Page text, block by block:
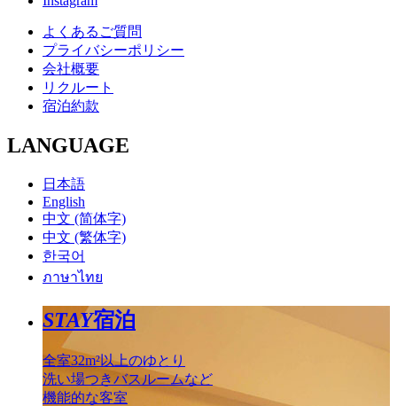
よくあるご質問
プライバシーポリシー
会社概要
リクルート
宿泊約款
LANGUAGE
日本語
English
中文 (简体字)
中文 (繁体字)
한국어
ภาษาไทย
STAY宿泊
全室32m²以上のゆとり
洗い場つきバスルームなど
機能的な客室